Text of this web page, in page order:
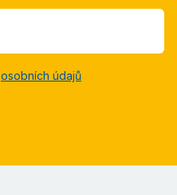
osobních údajů